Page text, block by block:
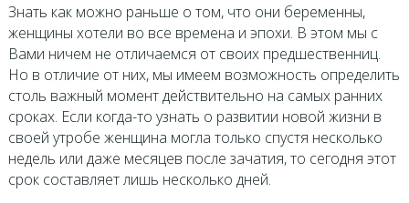
Знать как можно раньше о том, что они беременны,
женщины хотели во все времена и эпохи. В этом мы с
Вами ничем не отличаемся от своих предшественниц.
Но в отличие от них, мы имеем возможность определить
столь важный момент действительно на самых ранних
сроках. Если когда-то узнать о развитии новой жизни в
своей утробе женщина могла только спустя несколько
недель или даже месяцев после зачатия, то сегодня этот
срок составляет лишь несколько дней.